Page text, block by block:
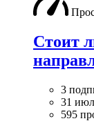
Стоит
3
31
595